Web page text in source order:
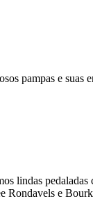
pampas e suas
lindas
Rondavels e